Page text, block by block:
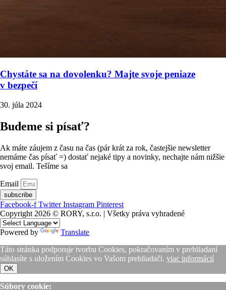
Chystáte sa na dovolenku? Majte svoje peniaze
v bezpečí
30. júla 2024
Budeme si písať?
Ak máte záujem z času na čas (pár krát za rok, častejšie newsletter
nemáme čas písať =) dostať nejaké tipy a novinky, nechajte nám nižšie
svoj email. Tešíme sa
Email
subscribe
Facebook-f Twitter Instagram Pinterest
Copyright 2026 © RORY, s.r.o. | Všetky práva vyhradené
Powered by
Translate
Táto stránka podporuje tvorbu Cookies, pokračovaním v prehliadaní
súhlasíte s uložením Cookies vo Vašom prehliadači. viac informácií
OK
Súbory cookie: